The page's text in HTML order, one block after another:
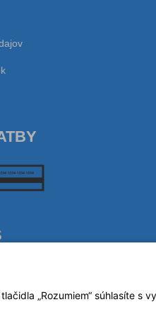
„Rozumiem“ súhlasíte s